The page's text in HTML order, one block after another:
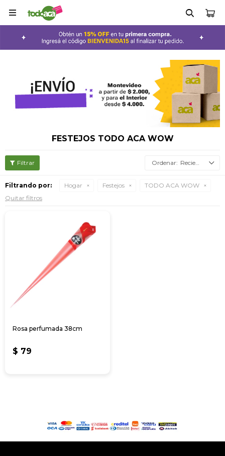

FESTEJOS TODO ACA WOW
Recientes
Filtrando por: Hogar Festejos
TODO ACA WOW
Quitar filtros
Rosa perfumada 38cm
$ 79